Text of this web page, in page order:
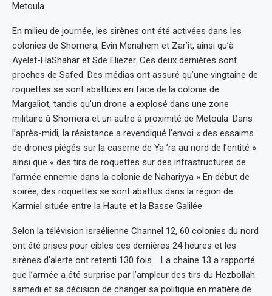
Metoula.
En milieu de journée, les sirènes ont été activées dans les
colonies de Shomera, Evin Menahem et Zar’it, ainsi qu’à
Ayelet-HaShahar et Sde Eliezer. Ces deux dernières sont
proches de Safed. Des médias ont assuré qu’une vingtaine de
roquettes se sont abattues en face de la colonie de
Margaliot, tandis qu’un drone a explosé dans une zone
militaire à Shomera et un autre à proximité de Metoula. Dans
l’après-midi, la résistance a revendiqué l’envoi « des essaims
de drones piégés sur la caserne de Ya ’ra au nord de l’entité »
ainsi que « des tirs de roquettes sur des infrastructures de
l’armée ennemie dans la colonie de Nahariyya » En début de
soirée, des roquettes se sont abattus dans la région de
Karmiel située entre la Haute et la Basse Galilée.
Selon la télévision israélienne Channel 12, 60 colonies du nord
ont été prises pour cibles ces dernières 24 heures et les
sirènes d’alerte ont retenti 130 fois. La chaine 13 a rapporté
que l’armée a été surprise par l’ampleur des tirs du Hezbollah
samedi et sa décision de changer sa politique en matière de